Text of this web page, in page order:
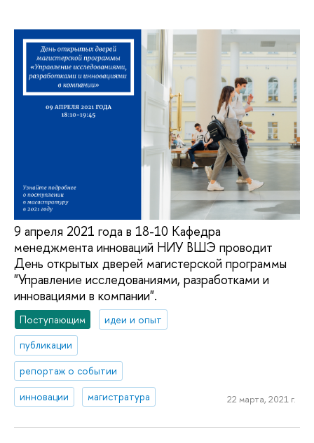
9 апреля 2021 года в 18-10 Кафедра
менеджмента инноваций НИУ ВШЭ проводит
День открытых дверей магистерской программы
"Управление исследованиями, разработками и
инновациями в компании".
Поступающим
идеи и опыт
публикации
репортаж о событии
инновации
магистратура 22 марта, 2021 г.